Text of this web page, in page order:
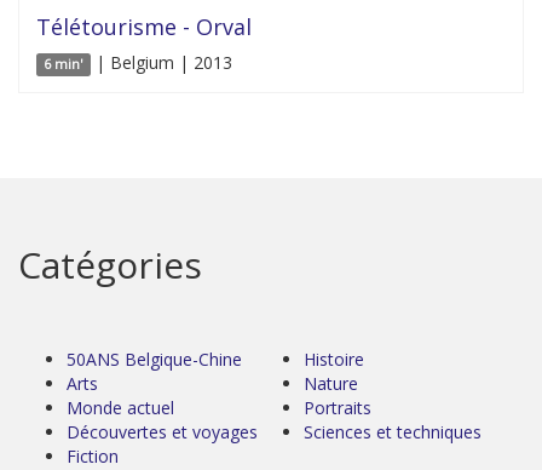
Télétourisme - Orval
6 min' | Belgium | 2013
Catégories
50ANS Belgique-Chine
Arts
Monde actuel
Découvertes et voyages
Fiction
Histoire
Nature
Portraits
Sciences et techniques